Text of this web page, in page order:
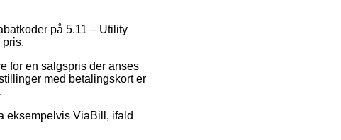
på 5.11 – Utility
for en salgspris der anses
med betalingskort er
eksempelvis ViaBill, ifald